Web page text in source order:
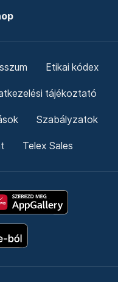
Etikai kódex
tájékoztató
Szabályzatok
Telex Sales